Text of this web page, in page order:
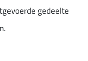
gedeelte